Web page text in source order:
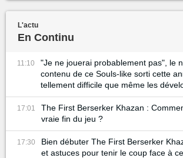
L'actu
En Continu
11:10
"Je ne jouerai probablement pas", le
contenu de ce Souls-like sorti cette
tellement difficile que même les
n'osent pas les surmonter
17:01
The First Berserker Khazan :
vraie fin du jeu ?
17:30
Bien débuter The First Berserker
et astuces pour tenir le coup face à